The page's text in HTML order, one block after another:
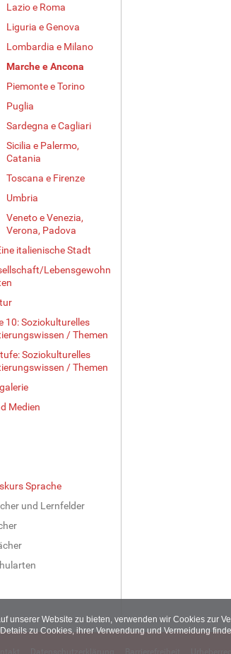
unserer Website zu bieten, verwenden wir Cookies zur
zu Cookies, ihrer Verwendung und Vermeidung
Lazio e Roma
Liguria e Genova
Lombardia e Milano
Marche e Ancona
Piemonte e Torino
Puglia
Sardegna e Cagliari
Sicilia e Palermo,
Catania
Toscana e Firenze
Umbria
Veneto e Venezia,
Verona, Padova
italienische Stadt
Lebensgewohn
10: Soziokulturelles
/ Themen
Soziokulturelles
/ Themen
Medien
Sprache
und Lernfelder